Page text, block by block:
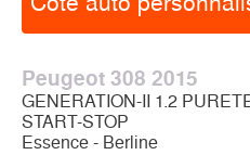
Peugeot 308 2015
GENERATION-II 1.2
START-STOP
Essence - Berline